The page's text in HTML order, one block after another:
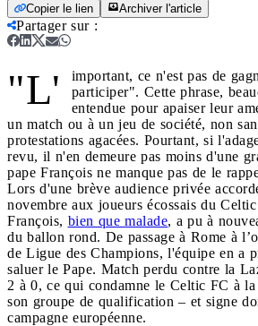
Copier le lien Archiver l'article
Partager sur:
"L'
important, ce n'est pas de
participer". Cette phrase,
entendue pour apaiser leur
un match ou à un jeu de société, non
protestations agacées. Pourtant, si
revu, il n'en demeure pas moins d'une
pape François ne manque pas de le
Lors d'une brève audience privée
novembre aux joueurs écossais du
François, bien que malade, a pu à
du ballon rond. De passage à Rome à
de Ligue des Champions, l'équipe en a
saluer le Pape. Match perdu contre la
2 à 0, ce qui condamne le Celtic FC à
son groupe de qualification – et signe
campagne européenne.